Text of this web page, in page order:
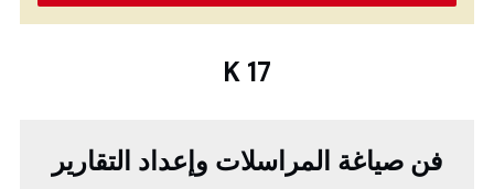
K 17
فن صياغة المراسلات وإعداد التقارير